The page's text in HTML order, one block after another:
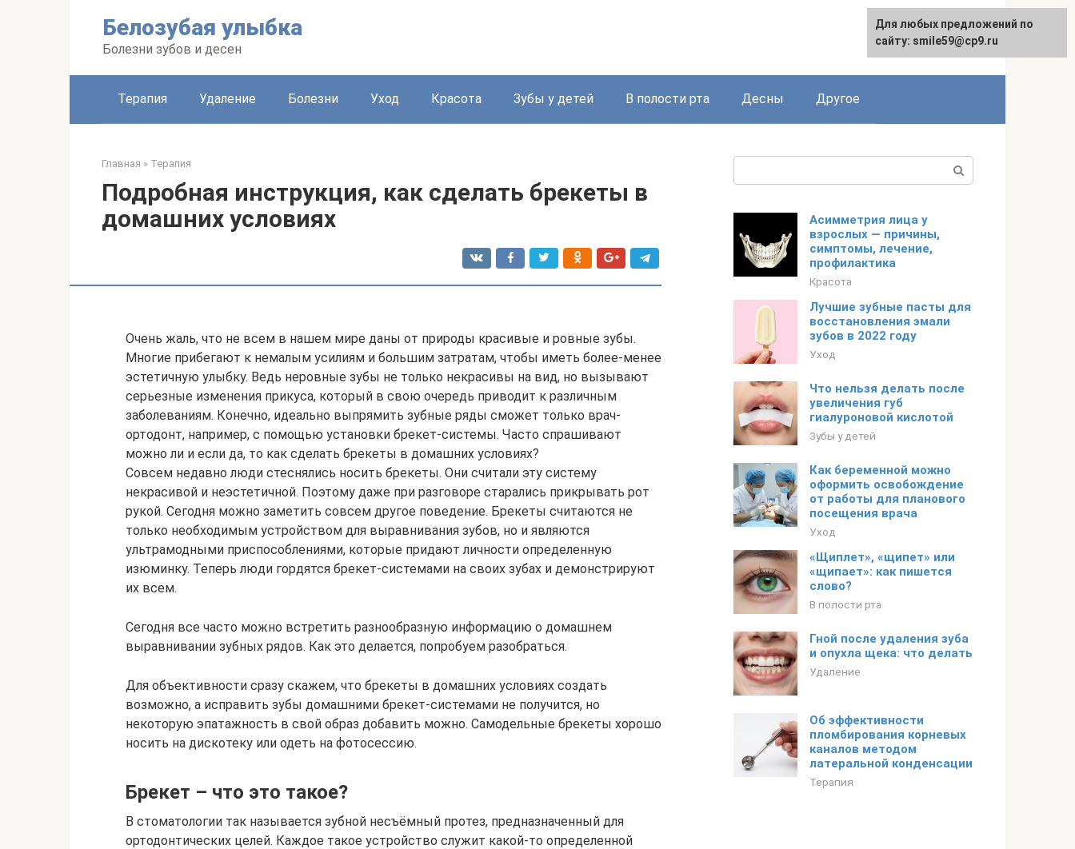
Белозубая улыбка
Болезни зубов и десен
Терапия Удаление Болезни Уход Красота Зубы у детей В полости рта Десны Другое
Главная » Терапия
Подробная инструкция, как сделать брекеты в
домашних условиях
Очень жаль, что не всем в нашем мире даны от природы красивые и ровные зубы.
Многие прибегают к немалым усилиям и большим затратам, чтобы иметь более-менее
эстетичную улыбку. Ведь неровные зубы не только некрасивы на вид, но вызывают
серьезные изменения прикуса, который в свою очередь приводит к различным
заболеваниям. Конечно, идеально выпрямить зубные ряды сможет только врач-
ортодонт, например, с помощью установки брекет-системы. Часто спрашивают
можно ли и если да, то как сделать брекеты в домашних условиях?
Совсем недавно люди стеснялись носить брекеты. Они считали эту систему
некрасивой и неэстетичной. Поэтому даже при разговоре старались прикрывать рот
рукой. Сегодня можно заметить совсем другое поведение. Брекеты считаются не
только необходимым устройством для выравнивания зубов, но и являются
ультрамодными приспособлениями, которые придают личности определенную
изюминку. Теперь люди гордятся брекет-системами на своих зубах и демонстрируют
их всем.
Сегодня все часто можно встретить разнообразную информацию о домашнем
выравнивании зубных рядов. Как это делается, попробуем разобраться.
Для объективности сразу скажем, что брекеты в домашних условиях создать
возможно, а исправить зубы домашними брекет-системами не получится, но
некоторую эпатажность в свой образ добавить можно. Самодельные брекеты хорошо
носить на дискотеку или одеть на фотосессию.
Брекет – что это такое?
В стоматологии так называется зубной несъёмный протез, предназначенный для
ортодонтических целей. Каждое такое устройство служит какой-то определенной
Асимметрия лица у
взрослых — причины,
симптомы, лечение,
профилактика
Красота
Лучшие зубные пасты для
восстановления эмали
зубов в 2022 году
Уход
Что нельзя делать после
увеличения губ
гиалуроновой кислотой
Зубы у детей
Как беременной можно
оформить освобождение
от работы для планового
посещения врача
Уход
«Щиплет», «щипет» или
«щипает»: как пишется
слово?
В полости рта
Гной после удаления зуба
и опухла щека: что делать
Удаление
Об эффективности
пломбирования корневых
каналов методом
латеральной конденсации
Терапия
Для любых предложений по
сайту: smile59@cp9.ru